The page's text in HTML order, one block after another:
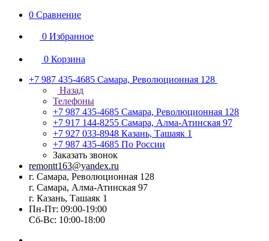
0 Сравнение
0 Избранное
0 Корзина
+7 987 435-4685 Самара, Революционная 128
Назад
Телефоны
+7 987 435-4685 Самара, Революционная 128
+7 917 144-8255 Самара, Алма-Атинская 97
+7 927 033-8948 Казань, Ташаяк 1
+7 987 435-4685 По России
Заказать звонок
remontt163@yandex.ru
г. Самара, Революционная 128
г. Самара, Алма-Атинская 97
г. Казань, Ташаяк 1
Пн-Пт: 09:00-19:00
Сб-Вс: 10:00-18:00